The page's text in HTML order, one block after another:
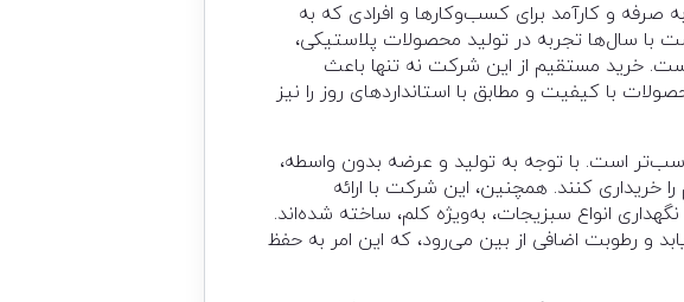
صرفه و کارآمد برای کسب‌وکارها و افرادی که به
با سال‌ها تجربه در تولید محصولات پلاستیکی،
خرید مستقیم از این شرکت نه تنها باعث
با کیفیت و مطابق با استانداردهای روز را نیز
است. با توجه به تولید و عرضه بدون واسطه،
کنند. همچنین، این شرکت با ارائه
انواع سبزیجات، به‌ویژه کلم، ساخته شده‌اند.
و رطوبت اضافی از بین می‌رود، که این امر به حفظ